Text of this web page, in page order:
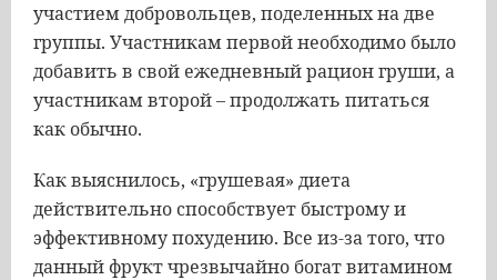
участием добровольцев, поделенных на две
группы. Участникам первой необходимо было
добавить в свой ежедневный рацион груши, а
участникам второй – продолжать питаться
как обычно.
Как выяснилось, «грушевая» диета
действительно способствует быстрому и
эффективному похудению. Все из-за того, что
данный фрукт чрезвычайно богат витамином